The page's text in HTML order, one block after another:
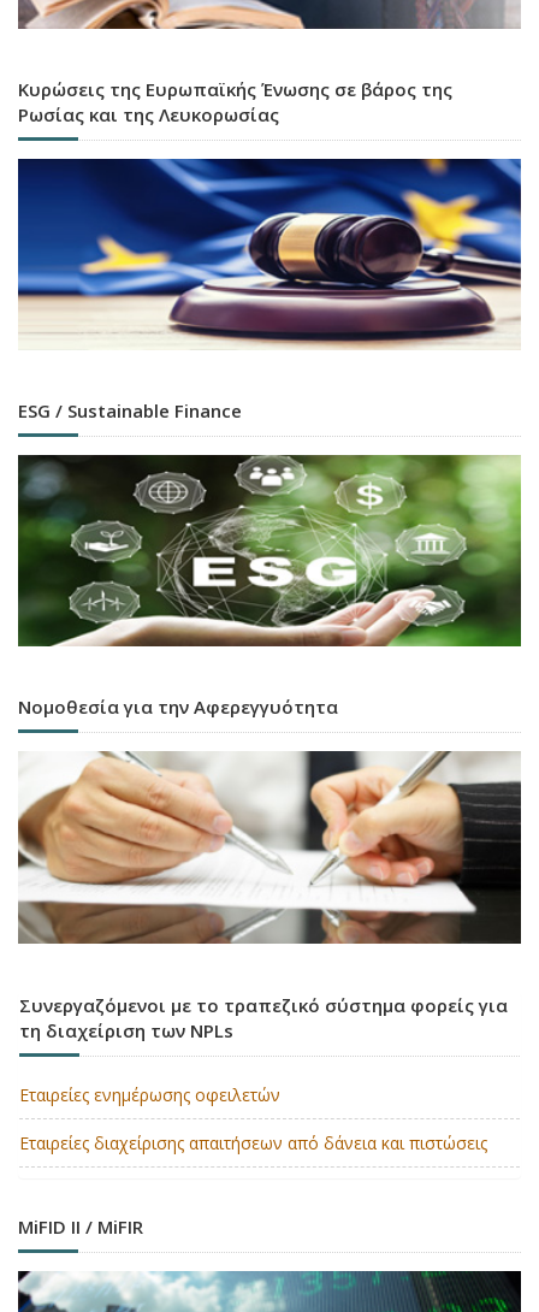
Κυρώσεις της Ευρωπαϊκής Ένωσης σε βάρος της
Ρωσίας και της Λευκορωσίας
ESG / Sustainable Finance
Νομοθεσία για την Αφερεγγυότητα
Συνεργαζόμενοι με το τραπεζικό σύστημα φορείς για
τη διαχείριση των NPLs
Εταιρείες ενημέρωσης οφειλετών
Εταιρείες διαχείρισης απαιτήσεων από δάνεια και πιστώσεις
MiFID II / MiFIR